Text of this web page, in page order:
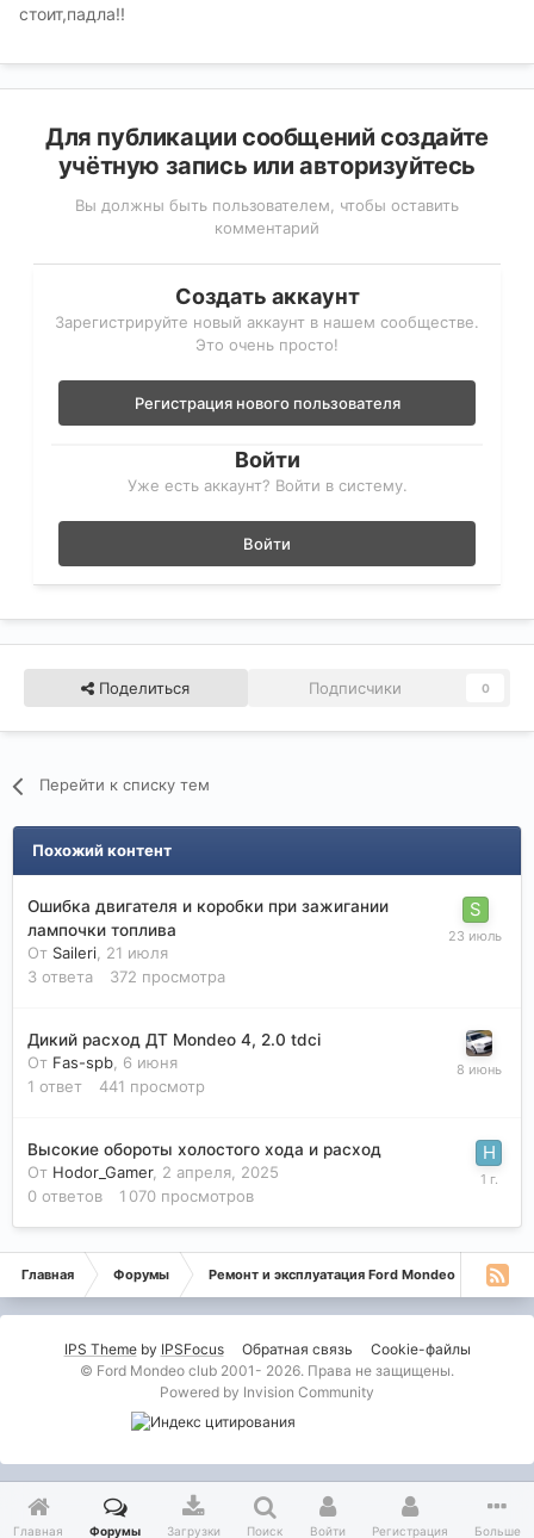
стоит,падла!!
Для публикации сообщений создайте
учётную запись или авторизуйтесь
Вы должны быть пользователем, чтобы оставить
комментарий
Создать аккаунт
Зарегистрируйте новый аккаунт в нашем сообществе.
Это очень просто!
Регистрация нового пользователя
Войти
Уже есть аккаунт? Войти в систему.
Войти
Поделиться Подписчики 0
Перейти к списку тем
Похожий контент
Ошибка двигателя и коробки при зажигании
лампочки топлива
От Saileri, 21 июля
3 ответа 372 просмотра
Дикий расход ДТ Mondeo 4, 2.0 tdci
От Fas-spb, 6 июня
1 ответ 441 просмотр
Высокие обороты холостого хода и расход
От Hodor_Gamer, 2 апреля, 2025
0 ответов 1 070 просмотров
Главная Форумы Ремонт и эксплуатация Ford Mondeo
IPS Themeby IPSFocus Обратная связь
Cookie-файлы
© Ford Mondeo club 2001- 2026. Права не защищены.
Powered by Invision Community
Главная Форумы Загрузки Поиск Войти Регистрация Больше